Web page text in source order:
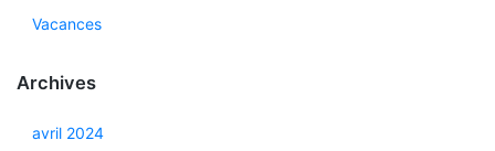
Vacances
Archives
avril 2024